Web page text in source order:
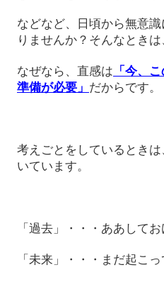
などなど、日頃から無意
りませんか？そんなとき
なぜなら、直感は 「今、
準備が必要」 だからです。
考えごとをしているとき
いています。
「過去」・・・ああして
「未来」・・・まだ起こ